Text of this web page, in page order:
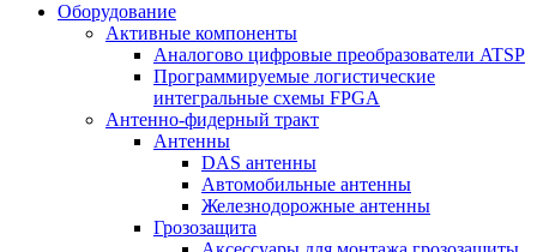
Оборудование
Активные компоненты
Аналогово цифровые преобразователи ATSP
Программируемые логистические
интегральные схемы FPGA
Антенно-фидерный тракт
Антенны
DAS антенны
Автомобильные антенны
Железнодорожные антенны
Грозозащита